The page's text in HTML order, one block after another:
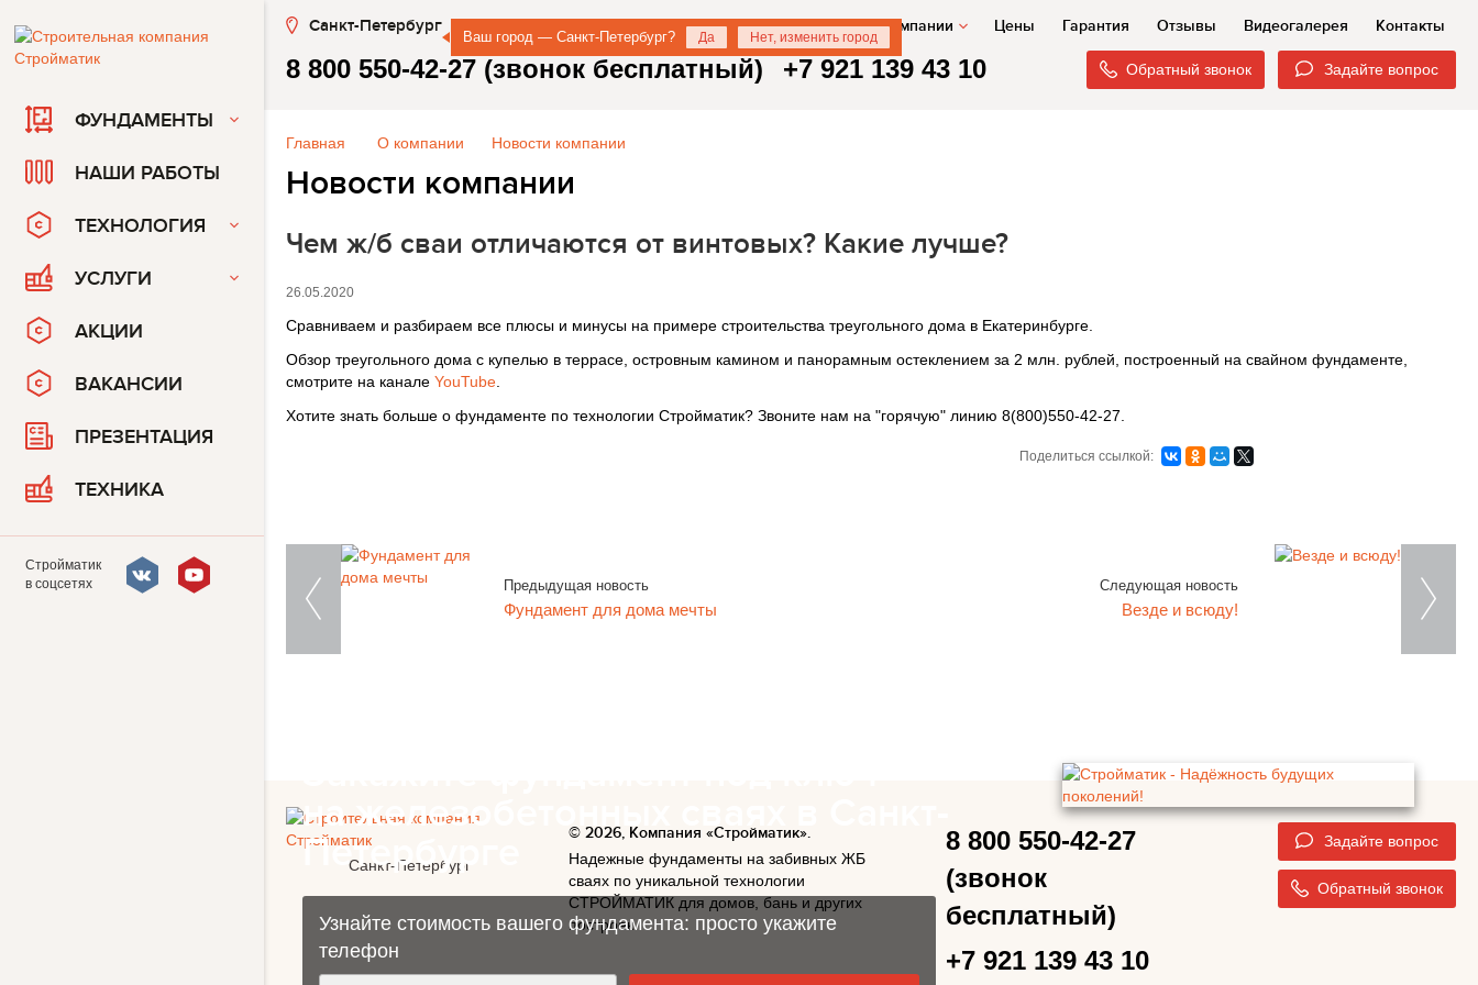
Санкт-Петербург
Ваш город — Санкт-Петербург? Да Нет, изменить город
О компании Цены Гарантия Отзывы Видеогалерея Контакты
8 800 550-42-27 (звонок бесплатный) +7 921 139 43 10 Обратный звонок Задайте вопрос
Главная О компании Новости компании
Новости компании
Чем ж/б сваи отличаются от винтовых? Какие лучше?
26.05.2020
Сравниваем и разбираем все плюсы и минусы на примере строительства треугольного дома в Екатеринбурге.
Обзор треугольного дома с купелью в террасе, островным камином и панорамным остеклением за 2 млн. рублей, построенный на свайном фундаменте,
смотрите на канале YouTube.
Хотите знать больше о фундаменте по технологии Стройматик? Звоните нам на "горячую" линию 8(800)550-42-27.
Поделиться ссылкой:
Предыдущая новость
Фундамент для дома мечты
Следующая новость
Везде и всюду!
на железобетонных сваях в Санкт-
Петербурге
Узнайте стоимость вашего фундамента: просто укажите
телефон
Санкт-Петербург
© 2026, Компания «Стройматик».
Надежные фундаменты на забивных ЖБ
сваях по уникальной технологии
СТРОЙМАТИК для домов, бань и других
построек.
8 800 550-42-27
(звонок
бесплатный)
+7 921 139 43 10
Задайте вопрос
Обратный звонок
ФУНДАМЕНТЫ
НАШИ РАБОТЫ
ТЕХНОЛОГИЯ
УСЛУГИ
АКЦИИ
ВАКАНСИИ
ПРЕЗЕНТАЦИЯ
ТЕХНИКА
Стройматик
в соцсетях